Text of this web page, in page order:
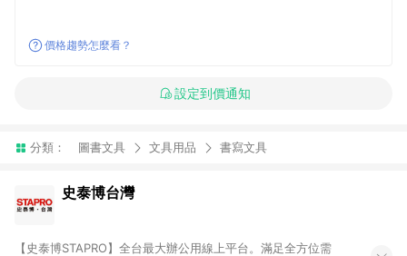
價格趨勢怎麼看？
設定到價通知
分類： 圖書文具 文具用品 書寫文具
史泰博台灣
【史泰博STAPRO】全台最大辦公用線上平台。滿足全方位需